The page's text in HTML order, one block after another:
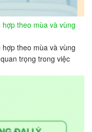
theo mùa và vùng
theo mùa và vùng
trọng trong việc